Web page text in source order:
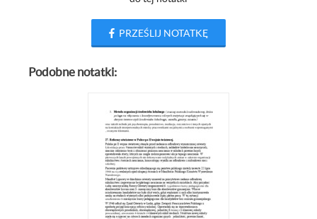
PRZEŚLIJ NOTATKĘ
Podobne notatki: